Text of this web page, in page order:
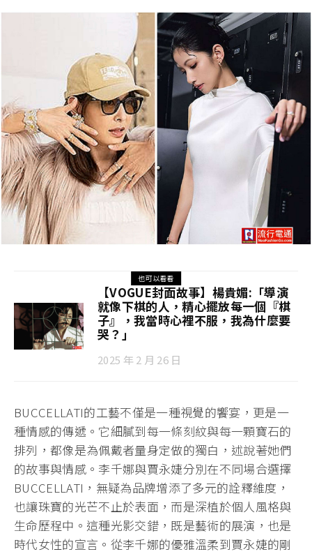
也可以看看
【VOGUE封面故事】楊貴媚:「導演
就像下棋的人，精心擺放每一個『棋
子』，我當時心裡不服，我為什麼要
哭？」
2025 年 2 月 26 日
BUCCELLATI的工藝不僅是一種視覺的饗宴，更是一
種情感的傳遞。它細膩到每一條刻紋與每一顆寶石的
排列，都像是為佩戴者量身定做的獨白，述說著她們
的故事與情感。李千娜與賈永婕分別在不同場合選擇
BUCCELLATI，無疑為品牌增添了多元的詮釋維度，
也讓珠寶的光芒不止於表面，而是深植於個人風格與
生命歷程中。這種光影交錯，既是藝術的展演，也是
時代女性的宣言。從李千娜的優雅溫柔到賈永婕的剛